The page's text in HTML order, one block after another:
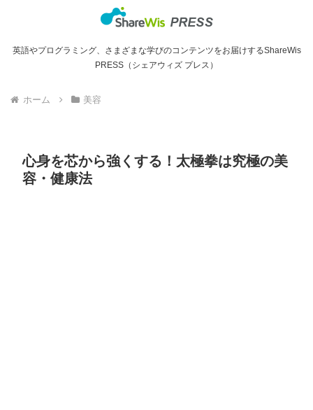
英語やプログラミング、さまざまな学びのコンテンツをお届けするShareWis
PRESS（シェアウィズ プレス）
ホーム 美容
心身を芯から強くする！太極拳は究極の美
容・健康法